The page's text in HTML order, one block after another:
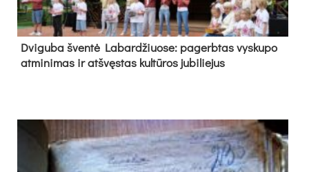
Dvi­gu­ba šven­tė La­bar­džiuo­se: pa­gerb­tas vys­ku­po
at­mi­ni­mas ir at­švęs­tas kul­tū­ros ju­bi­lie­jus